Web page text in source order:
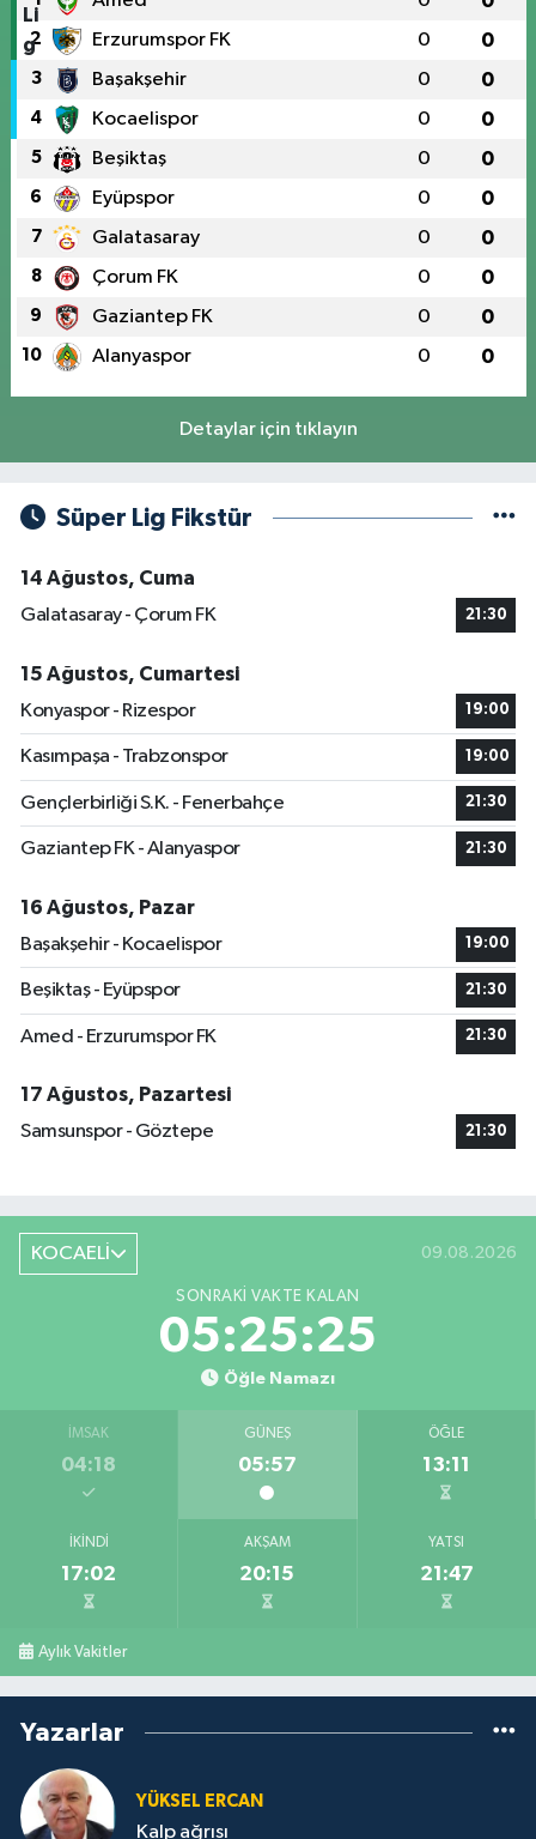
2 Erzurumspor FK 0 0
3 Başakşehir 0 0
4 Kocaelispor 0 0
5 Beşiktaş 0 0
6 Eyüpspor 0 0
7 Galatasaray 0 0
8 Çorum FK 0 0
9 Gaziantep FK 0 0
10 Alanyaspor 0 0
Detaylar için tıklayın
Süper Lig Fikstür
14 Ağustos, Cuma
Galatasaray - Çorum FK
21:30
15 Ağustos, Cumartesi
Konyaspor - Rizespor
19:00
Kasımpaşa - Trabzonspor 19:00
Gençlerbirliği S.K. - Fenerbahçe 21:30
Gaziantep FK - Alanyaspor 21:30
16 Ağustos, Pazar
Başakşehir - Kocaelispor
19:00
Beşiktaş - Eyüpspor 21:30
Amed - Erzurumspor FK 21:30
17 Ağustos, Pazartesi
Samsunspor - Göztepe
21:30
KOCAELİ 09.08.2026
SONRAKI VAKTE KALAN
05:25:25
Öğle Namazı
İMSAK
04:18
GÜNEŞ
05:57
ÖĞLE
13:11
İKINDI
17:02
AKŞAM
20:15
YATSI
21:47
Aylık Vakitler
Yazarlar
YÜKSEL ERCAN
Kalp ağrısı